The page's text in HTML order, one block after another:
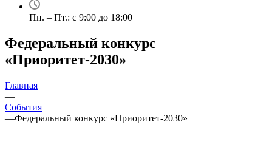
Пн. – Пт.: с 9:00 до 18:00
Федеральный конкурс
«Приоритет-2030»
Главная
—
События
—Федеральный конкурс «Приоритет-2030»